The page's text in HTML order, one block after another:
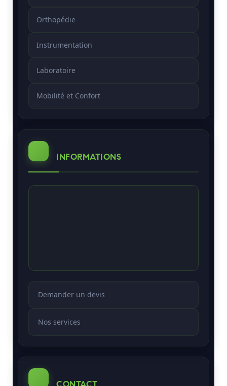
Orthopédie
Instrumentation
Laboratoire
Mobilité et Confort
INFORMATIONS
Demander un devis
Nos services